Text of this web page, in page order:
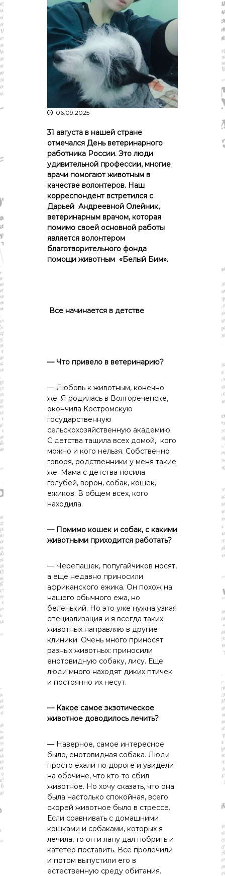
р
а
в
д
а
"
К
о
с
т
о
м
ы
и
К
о
с
о
м
с
к
о
о
б
л
а
с
т
.
Н
т
и
и
к
а
,
о
н
о
м
и
к
,
ь
т
а
,
с
п
о
р
06.09.2025
31 августа в нашей стране
отмечался День ветеринарного
работника России. Это люди
удивительной профессии, многие
врачи помогают животным в
качестве волонтеров. Наш
корреспондент встретился с
Дарьей Андреевной Олейник,
ветеринарным врачом, которая
помимо своей основной работы
является волонтером
благотворительного фонда
помощи животным «Белый Бим».
Все начинается в детстве
— Что привело в ветеринарию?
— Любовь к животным, конечно
же. Я родилась в Волгореченске,
окончила Костромскую
государственную
сельскохозяйственную академию.
С детства тащила всех домой, кого
можно и кого нельзя. Собственно
говоря, родственники у меня такие
же. Мама с детства носила
голубей, ворон, собак, кошек,
ежиков. В общем всех, кого
находила.
— Помимо кошек и собак, с какими
животными приходится работать?
— Черепашек, попугайчиков носят,
а еще недавно приносили
африканского ежика. Он похож на
нашего обычного ежа, но
беленький. Но это уже нужна узкая
специализация и я всегда таких
животных направляю в другие
клиники. Очень много приносят
разных животных: приносили
енотовидную собаку, лису. Еще
люди много находят диких птичек
и постоянно их несут.
— Какое самое экзотическое
животное доводилось лечить?
— Наверное, самое интересное
было, енотовидная собака. Люди
просто ехали по дороге и увидели
на обочине, что кто-то сбил
животное. Но хочу сказать, что она
была настолько спокойная, всего
скорей животное было в стрессе.
Если сравнивать с домашними
кошками и собаками, которых я
лечила, то он и лапу дал побрить и
катетер поставить. Все пролечили
и потом выпустили его в
естественную среду обитания.